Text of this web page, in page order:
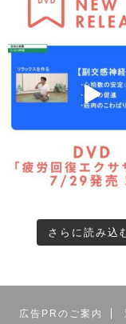
さらに読み込
広告PRのご案内